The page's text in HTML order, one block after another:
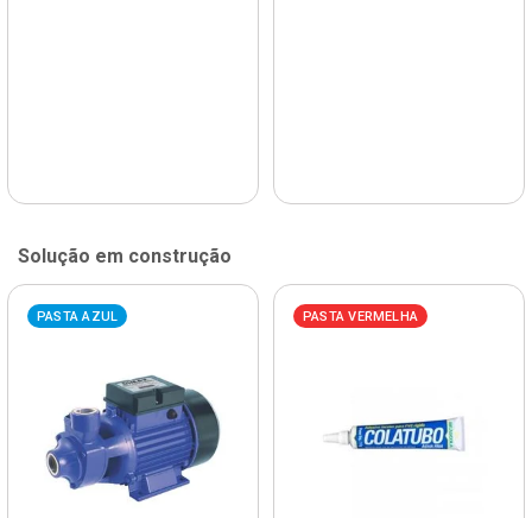
Solução em construção
PASTA AZUL PASTA VERMELHA